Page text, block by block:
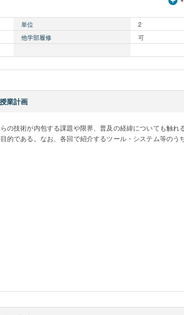
単位
2
他学部履修
可
授業計画
技術が内包する課題や限界、普及の経緯についても触れ
である。なお、各回で紹介するツール・システム等のう